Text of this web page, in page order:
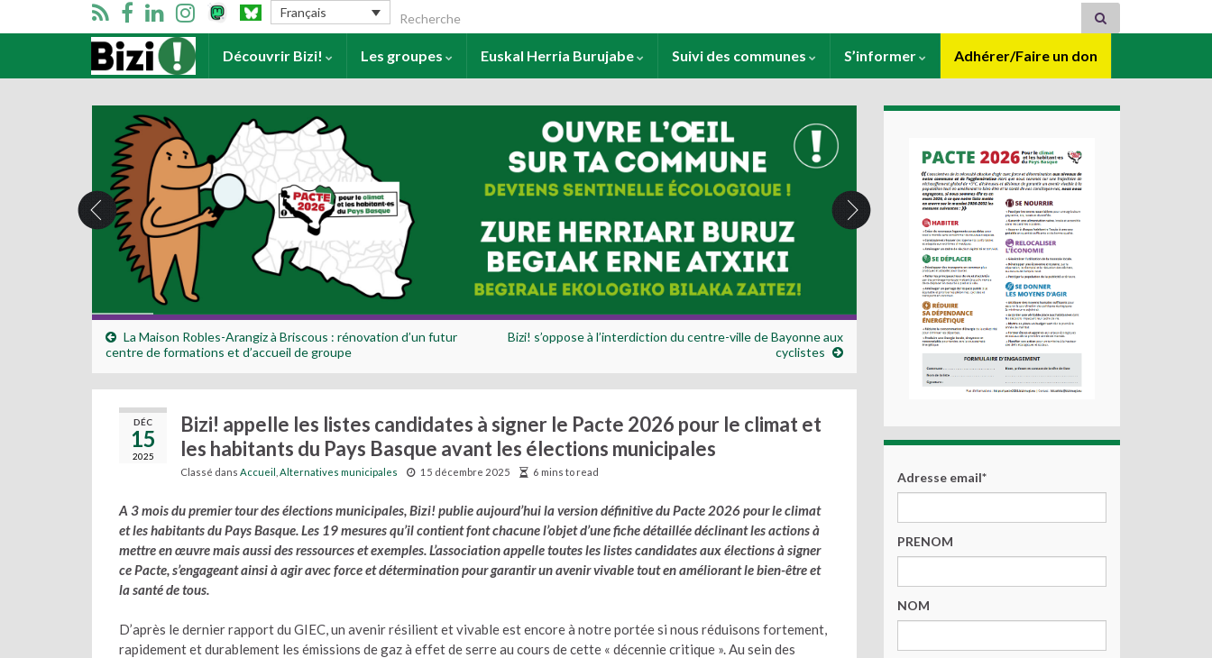
Français Search for:
Accueil Découvrir Bizi! Les groupes Euskal Herria Burujabe Suivi des communes S’informer Adhérer/Faire un don
La Maison Robles-Arangiz à Briscous : rénovation d’un futur
centre de formations et d’accueil de groupe
Bizi! s’oppose à l’interdiction du centre-ville de Bayonne aux
cyclistes
DÉC
15
2025
Bizi! appelle les listes candidates à signer le Pacte 2026 pour le climat et
les habitants du Pays Basque avant les élections municipales
Classé dans Accueil Alternatives municipales 15 décembre 2025 6 mins to read
A 3 mois du premier tour des élections municipales, Bizi! publie aujourd’hui la version définitive du Pacte 2026 pour le climat
et les habitants du Pays Basque. Les 19 mesures qu’il contient font chacune l’objet d’une fiche détaillée déclinant les actions à
mettre en œuvre mais aussi des ressources et exemples. L’association appelle toutes les listes candidates aux élections à signer
ce Pacte, s’engageant ainsi à agir avec force et détermination pour garantir un avenir vivable tout en améliorant le bien-être et
la santé de tous.
D’après le dernier rapport du GIEC, un avenir résilient et vivable est encore à notre portée si nous réduisons fortement,
rapidement et durablement les émissions de gaz à effet de serre au cours de cette « décennie critique ». Au sein des
Adresse email*
PRENOM
NOM